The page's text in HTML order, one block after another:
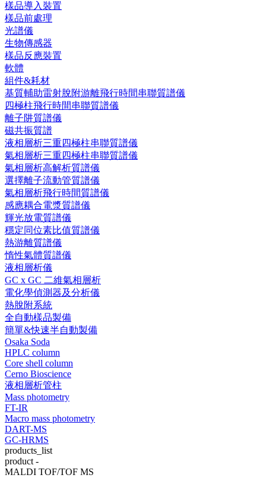
樣品導入裝置
樣品前處理
光譜儀
生物傳感器
樣品反應裝置
軟體
組件&耗材
基質輔助雷射脫附游離飛行時間串聯質譜儀
四極柱飛行時間串聯質譜儀
離子阱質譜儀
磁共振質譜
液相層析三重四極柱串聯質譜儀
氣相層析三重四極柱串聯質譜儀
氣相層析高解析質譜儀
選擇離子流動管質譜儀
氣相層析飛行時間質譜儀
感應耦合電漿質譜儀
輝光放電質譜儀
穩定同位素比值質譜儀
熱游離質譜儀
惰性氣體質譜儀
液相層析儀
GC x GC 二維氣相層析
電化學偵測器及分析儀
熱脫附系統
全自動樣品製備
簡單&快速半自動製備
Osaka Soda
HPLC column
Core shell column
Cerno Bioscience
液相層析管柱
Mass photometry
FT-IR
Macro mass photometry
DART-MS
GC-HRMS
products_list
product -
MALDI TOF/TOF MS